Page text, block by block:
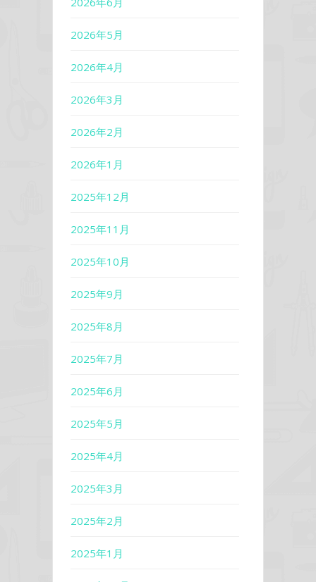
2026年5月
2026年4月
2026年3月
2026年2月
2026年1月
2025年12月
2025年11月
2025年10月
2025年9月
2025年8月
2025年7月
2025年6月
2025年5月
2025年4月
2025年3月
2025年2月
2025年1月